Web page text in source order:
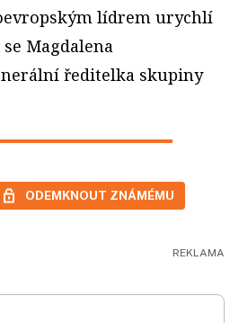
lídrem urychlí
Magdalena
ředitelka skupiny
ODEMKNOUT ZNÁMÉMU